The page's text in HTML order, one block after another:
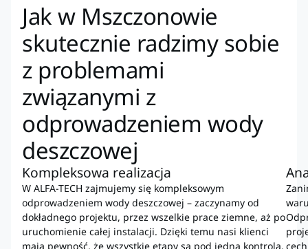
Jak w Mszczonowie
skutecznie radzimy sobie
z problemami
związanymi z
odprowadzeniem wody
deszczowej
Kompleksowa realizacja
W ALFA-TECH zajmujemy się kompleksowym
odprowadzeniem wody deszczowej – zaczynamy od
dokładnego projektu, przez wszelkie prace ziemne, aż po
uruchomienie całej instalacji. Dzięki temu nasi klienci
mają pewność, że wszystkie etapy są pod jedną kontrolą.